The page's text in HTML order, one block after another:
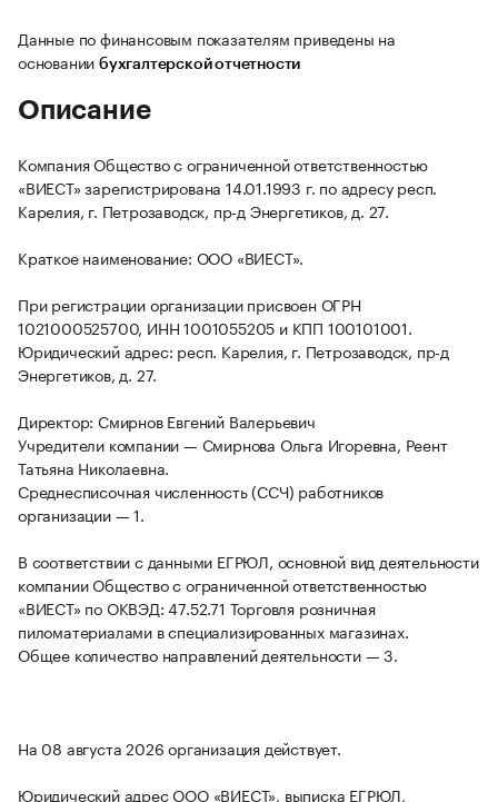
Данные по финансовым показателям приведены на
основании бухгалтерской отчетности
Описание
Компания Общество с ограниченной ответственностью
«ВИЕСТ» зарегистрирована 14.01.1993 г. по адресу респ.
Карелия, г. Петрозаводск, пр-д Энергетиков, д. 27.
Краткое наименование: ООО «ВИЕСТ».
При регистрации организации присвоен ОГРН
1021000525700, ИНН 1001055205 и КПП 100101001.
Юридический адрес: респ. Карелия, г. Петрозаводск, пр-д
Энергетиков, д. 27.
Директор: Смирнов Евгений Валерьевич
Учредители компании — Смирнова Ольга Игоревна, Реент
Татьяна Николаевна.
Среднесписочная численность (ССЧ) работников
организации — 1.
В соответствии с данными ЕГРЮЛ, основной вид деятельности
компании Общество с ограниченной ответственностью
«ВИЕСТ» по ОКВЭД: 47.52.71 Торговля розничная
пиломатериалами в специализированных магазинах.
Общее количество направлений деятельности — 3.
На 08 августа 2026 организация действует.
Юридический адрес ООО «ВИЕСТ», выписка ЕГРЮЛ,